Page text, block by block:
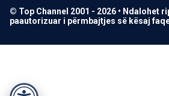
© Top Channel 2001 - 2026 • Ndalohet
paautorizuar i përmbajtjes së kësaj